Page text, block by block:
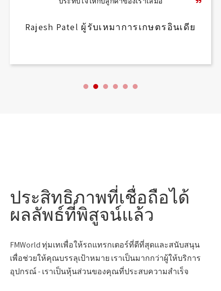
Rajesh Patel ผู้รับเหมาการเกษตรอินเดีย
ประสิทธิภาพที่เชื่อถือได้
ผลลัพธ์ที่พิสูจน์แล้ว
FMWorld ทุ่มเทเพื่อให้รถแทรกเตอร์ที่ดีที่สุดและสนับสนุน
เพื่อช่วยให้คุณบรรลุเป้าหมาย เราเป็นมากกว่าผู้ให้บริการ
อุปกรณ์ - เราเป็นหุ้นส่วนของคุณที่ประสบความสำเร็จ